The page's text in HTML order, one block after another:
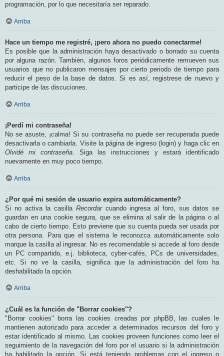
programación, por lo que necesitaría ser reparado.
Arriba
Hace un tiempo me registré, ¡pero ahora no puedo conectarme!
Es posible que la administración haya desactivado o borrado su cuenta
por alguna razón. También, algunos foros periódicamente remueven sus
usuarios que no publicaron mensajes por cierto periodo de tiempo para
reducir el peso de la base de datos. Si es así, registrese de nuevo y
participe de las discuciones.
Arriba
¡Perdí mi contraseña!
No se asuste, ¡calma! Si su contraseña no puede ser recuperada puede
desactivarla o cambiarla. Visite la página de ingreso (login) y haga clic en
Olvidé mi contraseña. Siga las instrucciones y estará identificado
nuevamente en muy poco tiempo.
Arriba
¿Por qué mi sesión de usuario expira automáticamente?
Si no activa la casilla Recordarcuando ingresa al foro, sus datos se
guardan en una cookie segura, que se elimina al salir de la página o al
cabo de cierto tiempo. Esto previene que su cuenta pueda ser usada por
otra persona. Para que el sistema le reconozca automáticamente solo
marque la casilla al ingresar. No es recomendable si accede al foro desde
un PC compartido, e.j. biblioteca, cyber-cafés, PCs de universidades,
etc. Si no ve la casilla, significa que la administración del foro ha
deshabilitado la opción.
Arriba
¿Cuál es la función de "Borrar cookies"?
"Borrar cookies" borra las cookies creadas por phpBB, las cuales le
mantienen autorizado para acceder a determinados recursos del foro y
estar identificado al mismo. Las cookies proveen funciones como leer el
seguimiento de la navegación del foro por el usuario si la administración
ha habilitado la opción. Si está teniendo problemas con el ingreso o